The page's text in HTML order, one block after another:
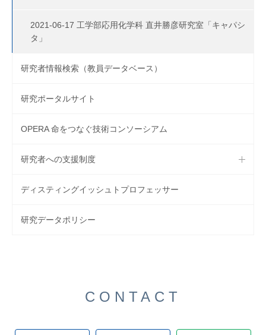
2021-06-17 工学部応用化学科 直井勝彦研究室「キャパシ
タ」
研究者情報検索（教員データベース）
研究ポータルサイト
OPERA 命をつなぐ技術コンソーシアム
研究者への支援制度
ディスティングイッシュトプロフェッサー
研究データポリシー
CONTACT